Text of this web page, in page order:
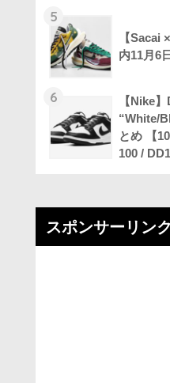
5
【Sacai
内11月6
6
【Nike
“White/
とめ 【
100 /
スポンサーリンク